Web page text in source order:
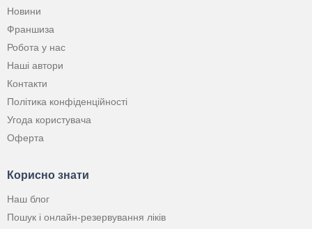
Новини
Франшиза
Робота у нас
Наші автори
Контакти
Політика конфіденційності
Угода користувача
Оферта
Корисно знати
Наш блог
Пошук і онлайн-резервування ліків